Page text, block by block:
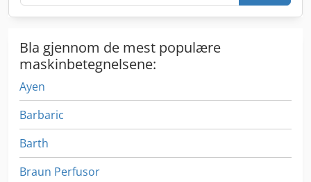
Bla gjennom de mest populære
maskinbetegnelsene:
Ayen
Barbaric
Barth
Braun Perfusor